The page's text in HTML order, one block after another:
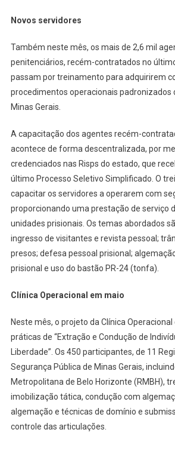
Novos servidores
Também neste mês, os mais de 2,6 mil
penitenciários, recém-contratados no
passam por treinamento para adquirirem
procedimentos operacionais padronizados
Minas Gerais.
A capacitação dos agentes recém-
acontece de forma descentralizada, por
credenciados nas Risps do estado, que
último Processo Seletivo Simplificado. O
capacitar os servidores a operarem com
proporcionando uma prestação de serviço
unidades prisionais. Os temas abordados
ingresso de visitantes e revista pessoal;
presos; defesa pessoal prisional;
prisional e uso do bastão PR-24 (tonfa).
Clínica Operacional em maio
Neste mês, o projeto da Clínica
práticas de “Extração e Condução de
Liberdade”. Os 450 participantes, de 11
Segurança Pública de Minas Gerais,
Metropolitana de Belo Horizonte (RMBH),
imobilização tática, condução com
algemação e técnicas de domínio e
controle das articulações.